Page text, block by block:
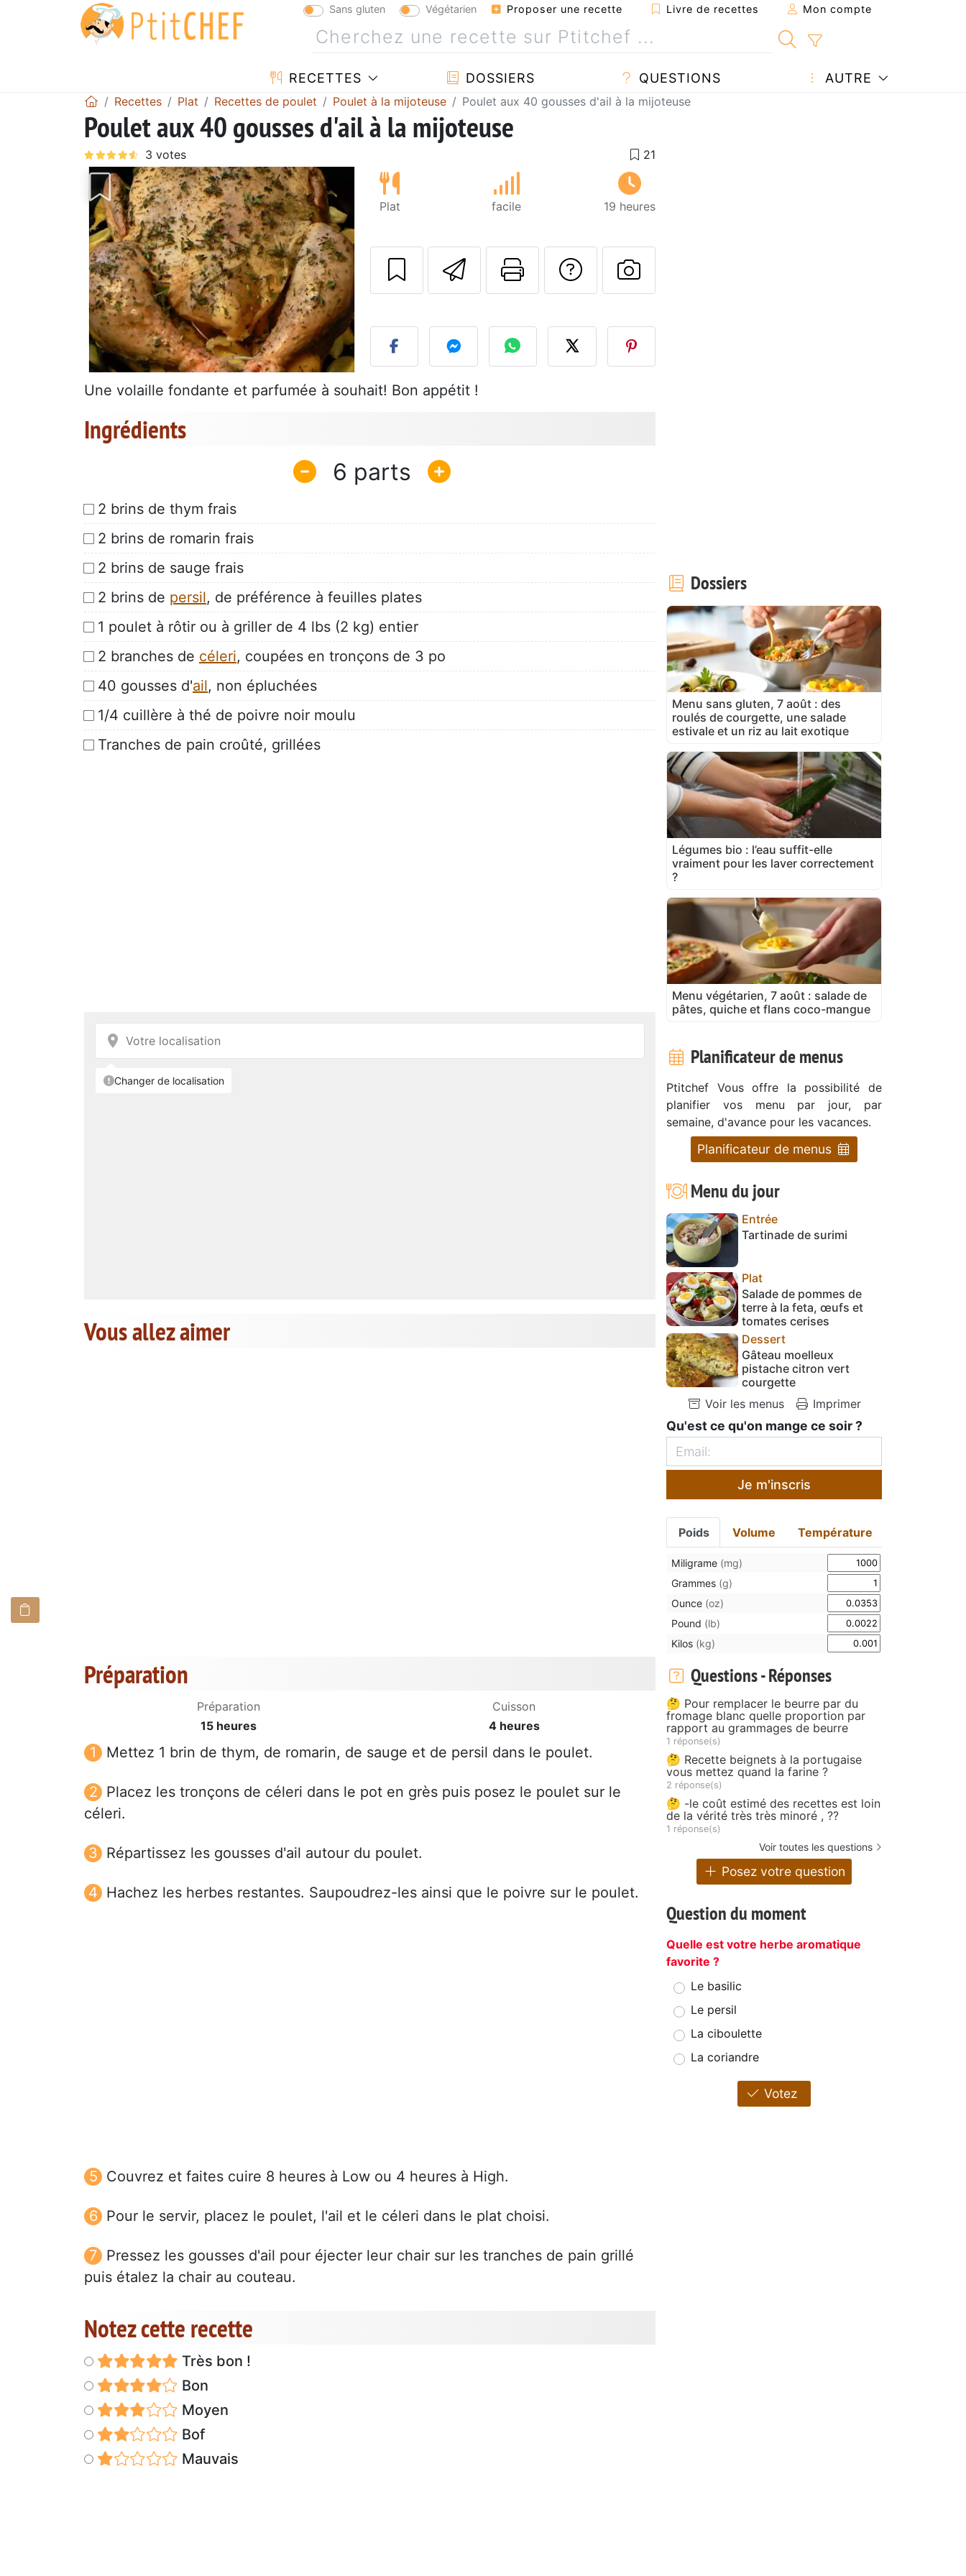
Sans gluten Végétarien Proposer une recette Livre de recettes Mon compte
RECETTES DOSSIERS QUESTIONS AUTRE
Recettes Plat Recettes de poulet Poulet à la mijoteuse Poulet aux 40 gousses d'ail à la mijoteuse
Poulet aux 40 gousses d'ail à la mijoteuse
Plat facile 19 heures
Envoyer cette recette à un ami
Imprimer cette page
Poser une question à l'auteur
Publier votre photo de cette
Une volaille fondante et parfumée à souhait! Bon appétit !
Ingrédients
6
2 brins de thym frais
2 brins de romarin frais
2 brins de sauge frais
2 brins de persil, de préférence à feuilles plates
1 poulet à rôtir ou à griller de 4 lbs (2 kg) entier
2 branches de céleri, coupées en tronçons de 3 po
40 gousses d'ail, non épluchées
1/4 cuillère à thé de poivre noir moulu
Tranches de pain croûté, grillées
Vous allez aimer
Préparation
Préparation
15 heures
Cuisson
4 heures
Mettez 1 brin de thym, de romarin, de sauge et de persil dans le poulet.
Placez les tronçons de céleri dans le pot en grès puis posez le poulet sur le
céleri.
Répartissez les gousses d'ail autour du poulet.
Hachez les herbes restantes. Saupoudrez-les ainsi que le poivre sur le poulet.
Couvrez et faites cuire 8 heures à Low ou 4 heures à High.
Pour le servir, placez le poulet, l'ail et le céleri dans le plat choisi.
Pressez les gousses d'ail pour éjecter leur chair sur les tranches de pain grillé
puis étalez la chair au couteau.
Notez cette recette
Très bon !
Bon
Moyen
Bof
Mauvais
Dossiers
Menu sans gluten, 7 août : des
roulés de courgette, une salade
estivale et un riz au lait exotique
Légumes bio : l’eau suffit-elle
vraiment pour les laver correctement
?
Menu végétarien, 7 août : salade de
pâtes, quiche et flans coco-mangue
Planificateur de menus
Ptitchef Vous offre la possibilité de
planifier vos menu par jour, par
semaine, d'avance pour les vacances.
Planificateur de menus
Menu du jour
Entrée
Tartinade de surimi
Plat
Salade de pommes de
terre à la feta, œufs et
tomates cerises
Dessert
Gâteau moelleux
pistache citron vert
courgette
Voir les menus
Imprimer
Qu'est ce qu'on mange ce soir ?
Je m'inscris
Poids Volume Température
Miligrame (mg)
Grammes (g)
Ounce (oz)
Pound (lb)
Kilos (kg)
Questions - Réponses
🤔 Pour remplacer le beurre par du
fromage blanc quelle proportion par
rapport au grammages de beurre
1 réponse(s)
🤔 Recette beignets à la portugaise
vous mettez quand la farine ?
2 réponse(s)
🤔 -le coût estimé des recettes est loin
de la vérité très très minoré , ??
1 réponse(s)
Voir toutes les questions
Posez votre question
Question du moment
Quelle est votre herbe aromatique
favorite ?
Le basilic
Le persil
La ciboulette
La coriandre
Votez